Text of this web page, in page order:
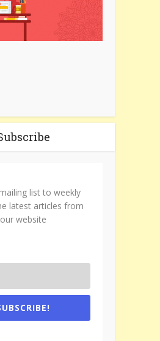
list to weekly
latest articles from
our website